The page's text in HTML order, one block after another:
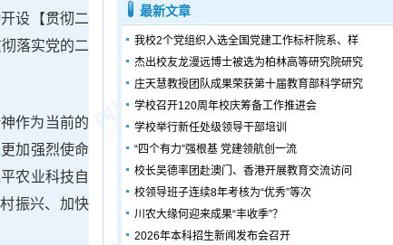
设【贯彻二
落实党的二
作为当前的
加强烈使命
农业科技自
振兴、加快
最新文章
我校2个党组织入选全国党建工作标杆院系、样
杰出校友龙漫远博士被选为柏林高等研究院研究
庄天慧教授团队成果荣获第十届教育部科学研究
学校召开120周年校庆筹备工作推进会
学校举行新任处级领导干部培训
“四个有力”强根基 党建领航创一流
校长吴德率团赴澳门、香港开展教育交流访问
校领导班子连续8年考核为“优秀”等次
川农大缘何迎来成果“丰收季”？
2026年本科招生新闻发布会召开